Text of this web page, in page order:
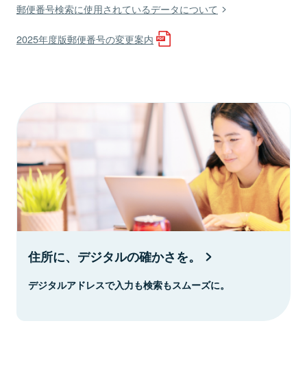
郵便番号検索に使用されているデータについて
2025年度版郵便番号の変更案内
住所に、デジタルの確かさを。
デジタルアドレスで入力も検索もスムーズに。